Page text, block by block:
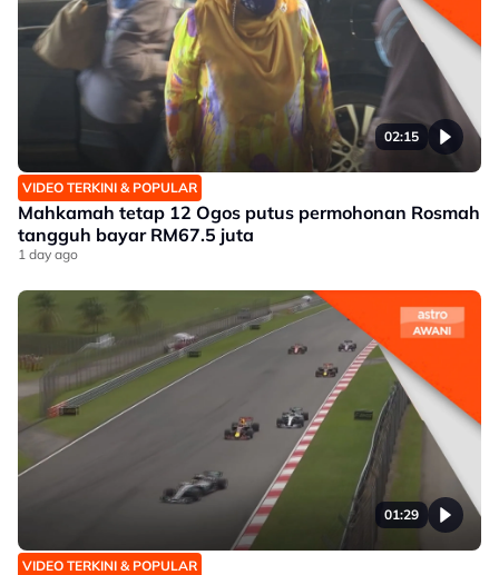
02:15
VIDEO TERKINI & POPULAR
Mahkamah tetap 12 Ogos putus permohonan Rosmah
tangguh bayar RM67.5 juta
1 day ago
01:29
VIDEO TERKINI & POPULAR